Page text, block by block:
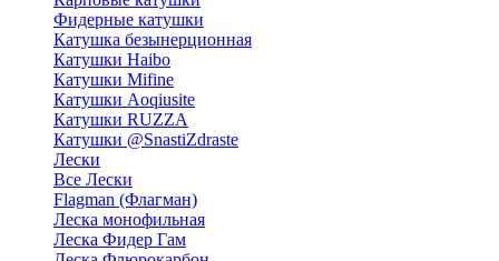
Фидерные катушки
Катушка безынерционная
Катушки Haibo
Катушки Mifine
Катушки Aoqiusite
Катушки RUZZA
Катушки @SnastiZdraste
Лески
Все Лески
Flagman (Флагман)
Леска монофильная
Леска Фидер Гам